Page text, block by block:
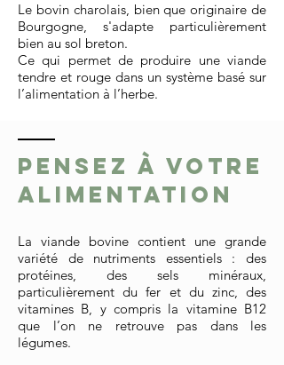
Le bovin charolais, bien que originaire de
Bourgogne, s'adapte particulièrement
bien au sol breton.
Ce qui permet de produire une viande
tendre et rouge dans un système basé sur
l’alimentation à l’herbe.
Pensez à votre
alimentation
La viande bovine contient une grande
variété de nutriments essentiels : des
protéines, des sels minéraux,
particulièrement du fer et du zinc, des
vitamines B, y compris la vitamine B12
que l’on ne retrouve pas dans les
légumes.